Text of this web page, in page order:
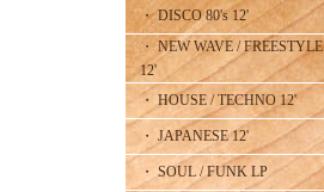
・ DISCO 80's 12'
・ NEW WAVE / FREESTYLE
12'
・ HOUSE / TECHNO 12'
・ JAPANESE 12'
・ SOUL / FUNK LP